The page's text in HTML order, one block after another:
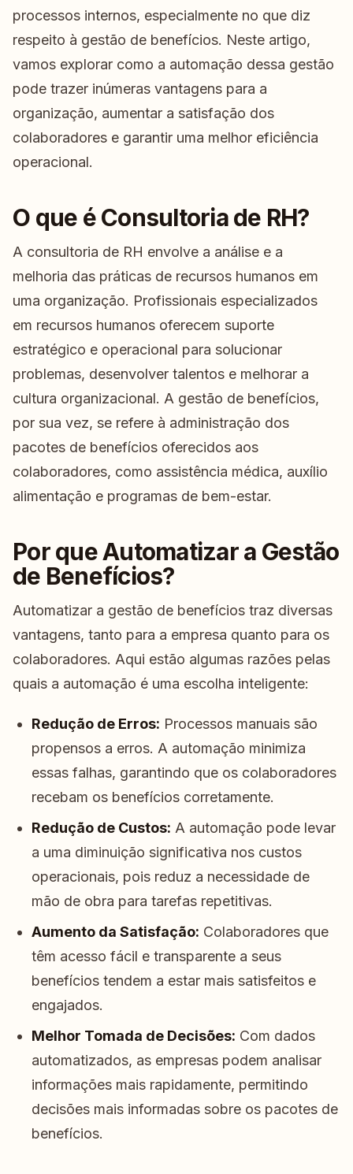
processos internos, especialmente no que diz
respeito à gestão de benefícios. Neste artigo,
vamos explorar como a automação dessa gestão
pode trazer inúmeras vantagens para a
organização, aumentar a satisfação dos
colaboradores e garantir uma melhor eficiência
operacional.
O que é Consultoria de RH?
A consultoria de RH envolve a análise e a
melhoria das práticas de recursos humanos em
uma organização. Profissionais especializados
em recursos humanos oferecem suporte
estratégico e operacional para solucionar
problemas, desenvolver talentos e melhorar a
cultura organizacional. A gestão de benefícios,
por sua vez, se refere à administração dos
pacotes de benefícios oferecidos aos
colaboradores, como assistência médica, auxílio
alimentação e programas de bem-estar.
Por que Automatizar a Gestão
de Benefícios?
Automatizar a gestão de benefícios traz diversas
vantagens, tanto para a empresa quanto para os
colaboradores. Aqui estão algumas razões pelas
quais a automação é uma escolha inteligente:
Redução de Erros: Processos manuais são
propensos a erros. A automação minimiza
essas falhas, garantindo que os colaboradores
recebam os benefícios corretamente.
Redução de Custos: A automação pode levar
a uma diminuição significativa nos custos
operacionais, pois reduz a necessidade de
mão de obra para tarefas repetitivas.
Aumento da Satisfação: Colaboradores que
têm acesso fácil e transparente a seus
benefícios tendem a estar mais satisfeitos e
engajados.
Melhor Tomada de Decisões: Com dados
automatizados, as empresas podem analisar
informações mais rapidamente, permitindo
decisões mais informadas sobre os pacotes de
benefícios.